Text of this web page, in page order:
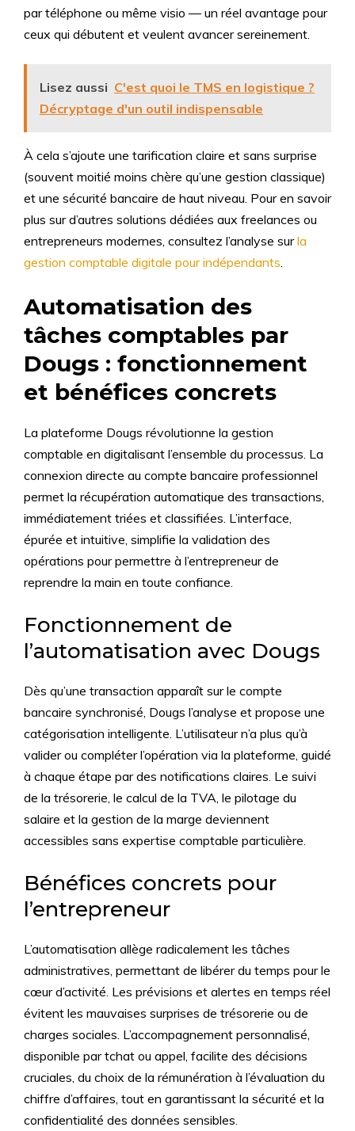
par téléphone ou même visio — un réel avantage pour
ceux qui débutent et veulent avancer sereinement.
Lisez aussi C'est quoi le TMS en logistique ?
Décryptage d'un outil indispensable
À cela s’ajoute une tarification claire et sans surprise
(souvent moitié moins chère qu’une gestion classique)
et une sécurité bancaire de haut niveau. Pour en savoir
plus sur d’autres solutions dédiées aux freelances ou
entrepreneurs modernes, consultez l’analyse surla
gestion comptable digitale pour indépendants.
Automatisation des
tâches comptables par
Dougs : fonctionnement
et bénéfices concrets
La plateforme Dougs révolutionne la gestion
comptable en digitalisant l’ensemble du processus. La
connexion directe au compte bancaire professionnel
permet la récupération automatique des transactions,
immédiatement triées et classifiées. L’interface,
épurée et intuitive, simplifie la validation des
opérations pour permettre à l’entrepreneur de
reprendre la main en toute confiance.
Fonctionnement de
l’automatisation avec Dougs
Dès qu’une transaction apparaît sur le compte
bancaire synchronisé, Dougs l’analyse et propose une
catégorisation intelligente. L’utilisateur n’a plus qu’à
valider ou compléter l’opération via la plateforme, guidé
à chaque étape par des notifications claires. Le suivi
de la trésorerie, le calcul de la TVA, le pilotage du
salaire et la gestion de la marge deviennent
accessibles sans expertise comptable particulière.
Bénéfices concrets pour
l’entrepreneur
L’automatisation allège radicalement les tâches
administratives, permettant de libérer du temps pour le
cœur d’activité. Les prévisions et alertes en temps réel
évitent les mauvaises surprises de trésorerie ou de
charges sociales. L’accompagnement personnalisé,
disponible par tchat ou appel, facilite des décisions
cruciales, du choix de la rémunération à l’évaluation du
chiffre d’affaires, tout en garantissant la sécurité et la
confidentialité des données sensibles.